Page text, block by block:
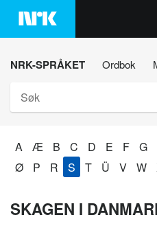
Hopp
innhaldet
NRK-SPRÅKET Ordbok
A Æ B C D E F G
Ø
P R S T Ü V W
SKAGEN I